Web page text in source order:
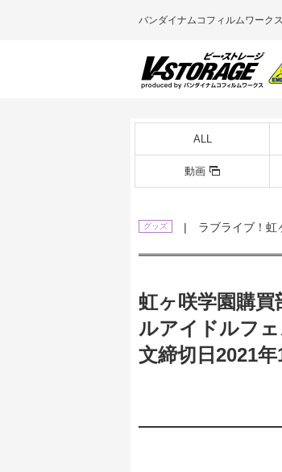
バンダイナムコフィルムワーク
ALL
動画
グッズ | ラブライブ！虹
虹ヶ咲学園購
ルアイドルフ
文締切日2021年